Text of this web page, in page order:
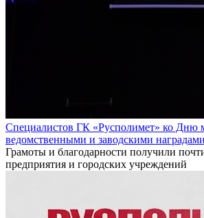
Специалистов ГК «Русполимет» ко Дню
ведомственными и заводскими наградами
Грамоты и благодарности получили
предприятия и городских учреждений